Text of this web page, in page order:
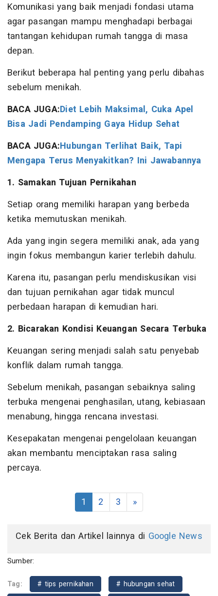
Komunikasi yang baik menjadi fondasi utama
agar pasangan mampu menghadapi berbagai
tantangan kehidupan rumah tangga di masa
depan.
Berikut beberapa hal penting yang perlu dibahas
sebelum menikah.
BACA JUGA:Diet Lebih Maksimal, Cuka Apel
Bisa Jadi Pendamping Gaya Hidup Sehat
BACA JUGA:Hubungan Terlihat Baik, Tapi
Mengapa Terus Menyakitkan? Ini Jawabannya
1. Samakan Tujuan Pernikahan
Setiap orang memiliki harapan yang berbeda
ketika memutuskan menikah.
Ada yang ingin segera memiliki anak, ada yang
ingin fokus membangun karier terlebih dahulu.
Karena itu, pasangan perlu mendiskusikan visi
dan tujuan pernikahan agar tidak muncul
perbedaan harapan di kemudian hari.
2. Bicarakan Kondisi Keuangan Secara Terbuka
Keuangan sering menjadi salah satu penyebab
konflik dalam rumah tangga.
Sebelum menikah, pasangan sebaiknya saling
terbuka mengenai penghasilan, utang, kebiasaan
menabung, hingga rencana investasi.
Kesepakatan mengenai pengelolaan keuangan
akan membantu menciptakan rasa saling
percaya.
1 2 3 »
Cek Berita dan Artikel lainnya di Google News
Sumber:
Tag: # tips pernikahan
# hubungan sehat